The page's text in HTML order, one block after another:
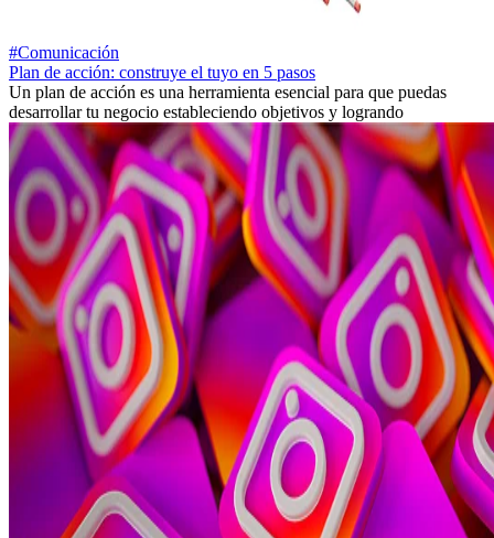
#Comunicación
Plan de acción: construye el tuyo en 5 pasos
Un plan de acción es una herramienta esencial para que puedas
desarrollar tu negocio estableciendo objetivos y logrando